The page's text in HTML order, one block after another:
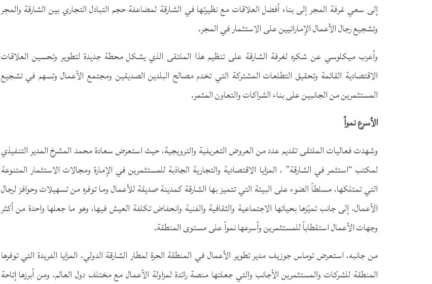
إلى سعي غرفة المجر إلى بناء أفضل العلاقات مع نظيرتها في الشارقة لمضاعفة حجم التبادل التجاري بين الشارقة والمجر
وتشجيع رجال الأعمال الإماراتيين على الاستثمار في المجر.
وأعرب ميكلوسي عن شكره لغرفة الشارقة على تنظيم هذا الملتقى الذي يشكل محطة جديدة لتطوير وتحسين العلاقات
الاقتصادية القائمة وتحقيق التطلعات المشتركة التي تخدم مصالح البلدين الصديقين ومجتمع الأعمال وتسهم في تشجيع
المستثمرين من الجانبين على بناء الشراكات والتعاون المثمر.
الأسرع نمواً
وشهدت فعاليات الملتقى تقديم عدد من العروض التعريفية والترويجية، حيث استعرض سعادة محمد المشرخ المدير التنفيذي
لمكتب “استثمر في الشارقة” ، المزايا الاقتصادية والتجارية الجاذبة للمستثمرين في الإمارة ومجالات الاستثمار المتنوعة
التي تمتلكها، مسلطاً الضوء على البيئة التي تتميز بها الشارقة كمدينة صديقة للأعمال وما توفره من تسهيلات وحوافز لرجال
الأعمال، إلى جانب تميّزها بحياتها الاجتماعية والثقافية والفنية وانحفاض تكلفة العيش فيها، وهو ما جعلها واحدة من أكثر
وجهات الأعمال استقطاباً للمستثمرين وأسرعها نمواً على مستوى المنطقة.
من جانبه، استعرض توماس جوزيف مدير تطوير الأعمال في المنطقة الحرة لمطار الشارقة الدولي، المزايا الفريدة التي توفرها
المنطقة للشركات والمستثمرين الأجانب والتي جعلتها منصة رائدة لمزاولة الأعمال مع مختلف دول العالم، ومن أبرزها إتاحة